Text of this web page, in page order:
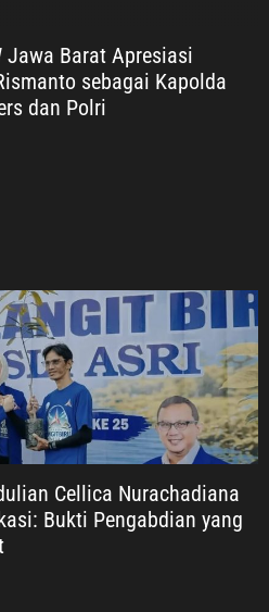
Jawa Barat Apresiasi
sebagai Kapolda
dan Polri
Cellica Nurachadiana
Bukti Pengabdian yang